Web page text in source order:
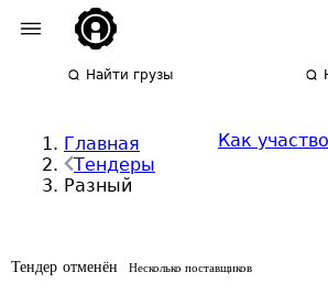
Найти грузы
Главная
Тендеры
Разный
Как
Тендер отменён Несколько поставщиков